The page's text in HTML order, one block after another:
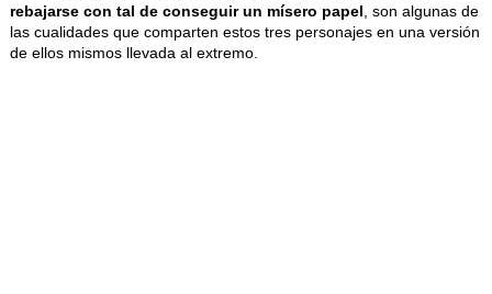
rebajarse con tal de conseguir un mísero papel , son algunas de
las cualidades que comparten estos tres personajes en una versión
de ellos mismos llevada al extremo.